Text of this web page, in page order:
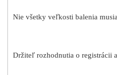
Nie všetky veľkosti balenia
Držiteľ rozhodnutia o registrácii